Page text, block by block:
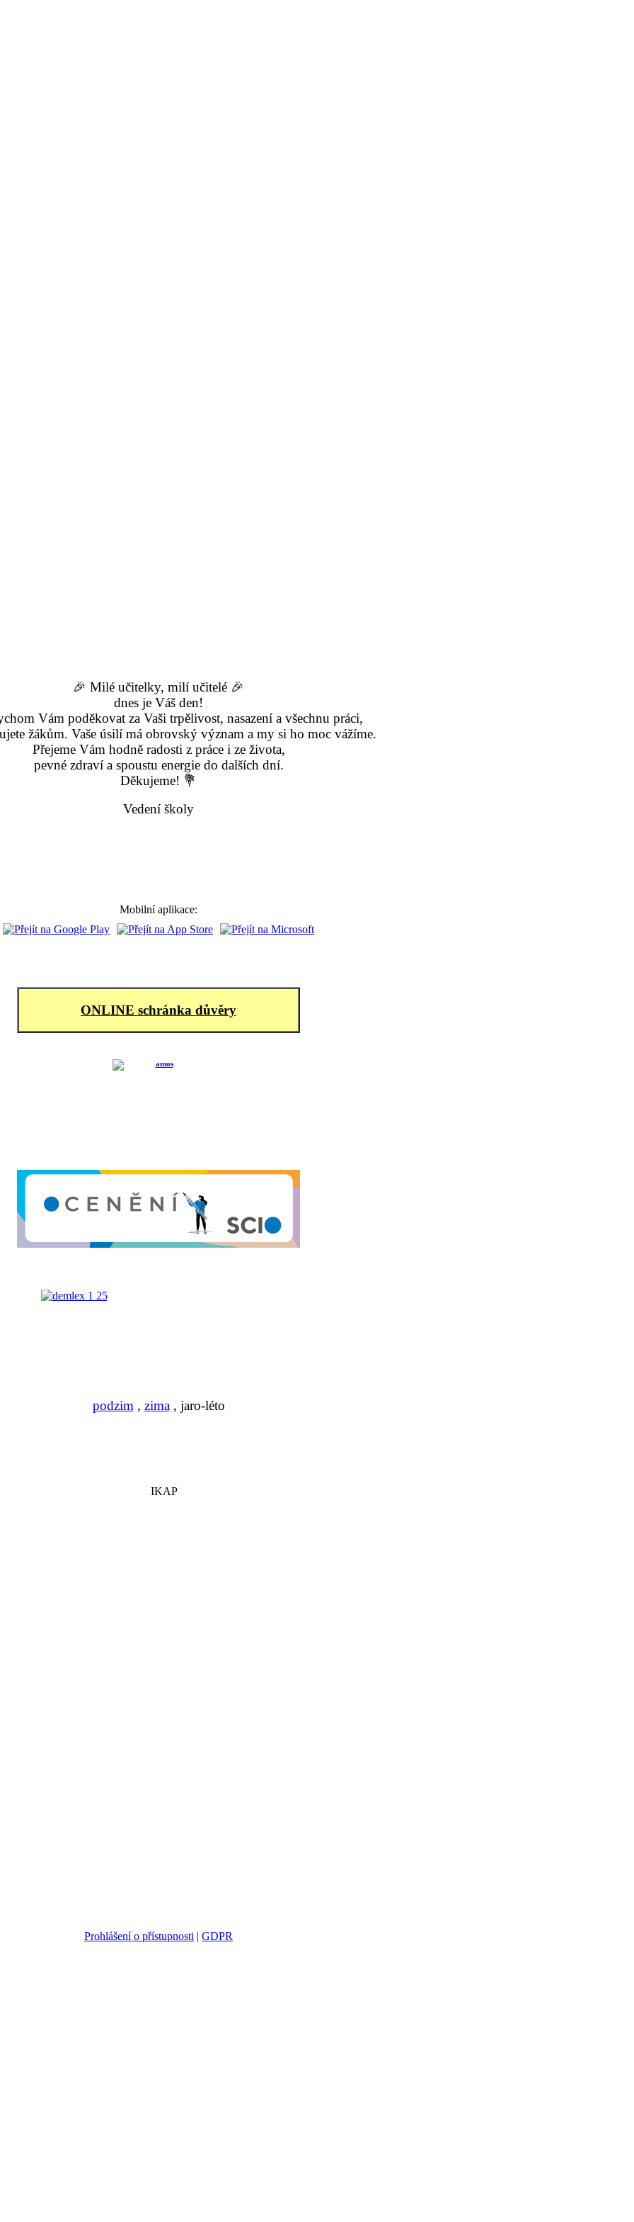
🎉 Milé učitelky, milí učitelé 🎉
dnes je Váš den!
Vám poděkovat za Vaši trpělivost, nasazení a všechnu práci,
žákům. Vaše úsilí má obrovský význam a my si ho moc vážíme.
Přejeme Vám hodně radosti z práce i ze života,
pevné zdraví a spoustu energie do dalších dní.
Děkujeme! 💐
Vedení školy
Mobilní aplikace:
ONLINE schránka důvěry
podzim, zima, jaro-léto
Prohlášení o přístupnosti | GDPR